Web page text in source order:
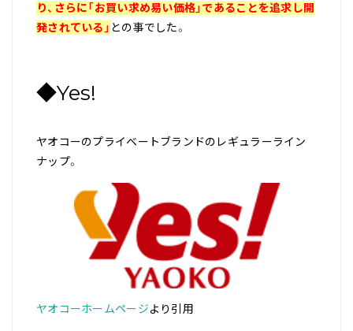
り、さらに「お買い求め易い価格」であることを追求し開
発されている」 との事でした。
◆Yes!
ヤオコーのプライベートブランドのレギュラーライン
ナップ。
ヤオコーホームページより引用